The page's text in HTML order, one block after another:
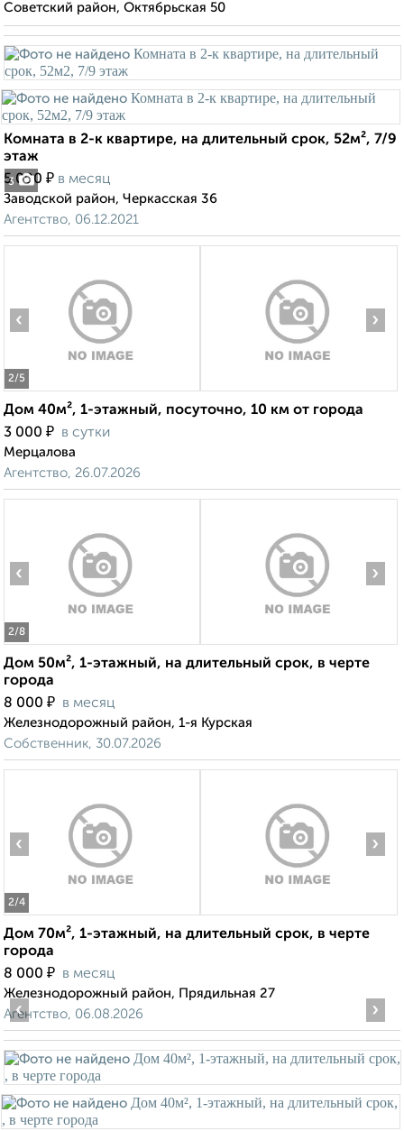
Советский район, Октябрьская 50
3
Комната в 2-к квартире, на длительный срок, 52м², 7/9
этаж
5 000 ₽ в месяц
Заводской район, Черкасская 36
Агентство, 06.12.2021
2/5
‹ ›
Дом 40м², 1-этажный, посуточно, 10 км от города
3 000 ₽ в сутки
Мерцалова
Агентство, 26.07.2026
2/8
‹ ›
Дом 50м², 1-этажный, на длительный срок, в черте
города
8 000 ₽ в месяц
Железнодорожный район, 1-я Курская
Собственник, 30.07.2026
2/4
‹ ›
Дом 70м², 1-этажный, на длительный срок, в черте
города
8 000 ₽ в месяц
Железнодорожный район, Прядильная 27
Агентство, 06.08.2026
‹ ›